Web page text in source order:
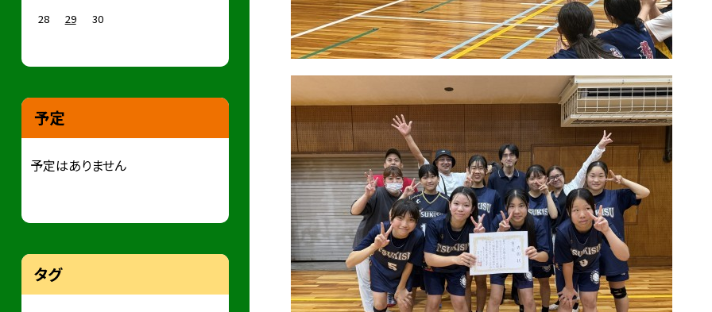
28
29 30
予定
予定はありません
タグ